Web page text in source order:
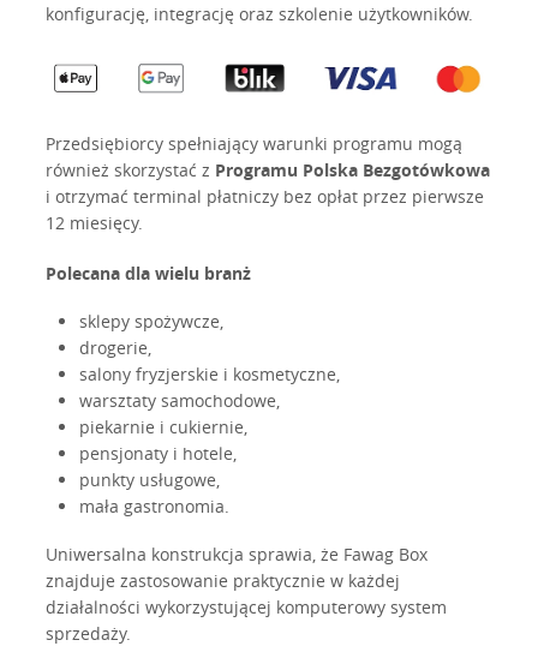
konfigurację, integrację oraz szkolenie użytkowników.
Przedsiębiorcy spełniający warunki programu mogą
również skorzystać z Programu Polska Bezgotówkowa
i otrzymać terminal płatniczy bez opłat przez pierwsze
12 miesięcy.
Polecana dla wielu branż
sklepy spożywcze,
drogerie,
salony fryzjerskie i kosmetyczne,
warsztaty samochodowe,
piekarnie i cukiernie,
pensjonaty i hotele,
punkty usługowe,
mała gastronomia.
Uniwersalna konstrukcja sprawia, że Fawag Box
znajduje zastosowanie praktycznie w każdej
działalności wykorzystującej komputerowy system
sprzedaży.